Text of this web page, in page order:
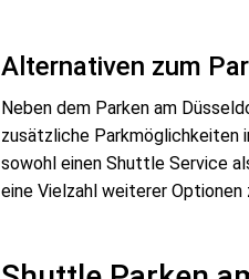
Alternativen zum
Neben dem Parken am
zusätzliche Parkmöglichkeiten
sowohl einen Shuttle Service
eine Vielzahl weiterer Optionen